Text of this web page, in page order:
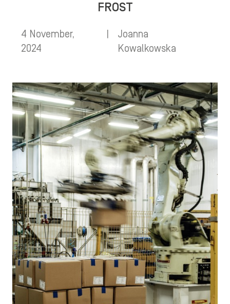
FROST
4 November,
2024
Joanna
Kowalkowska